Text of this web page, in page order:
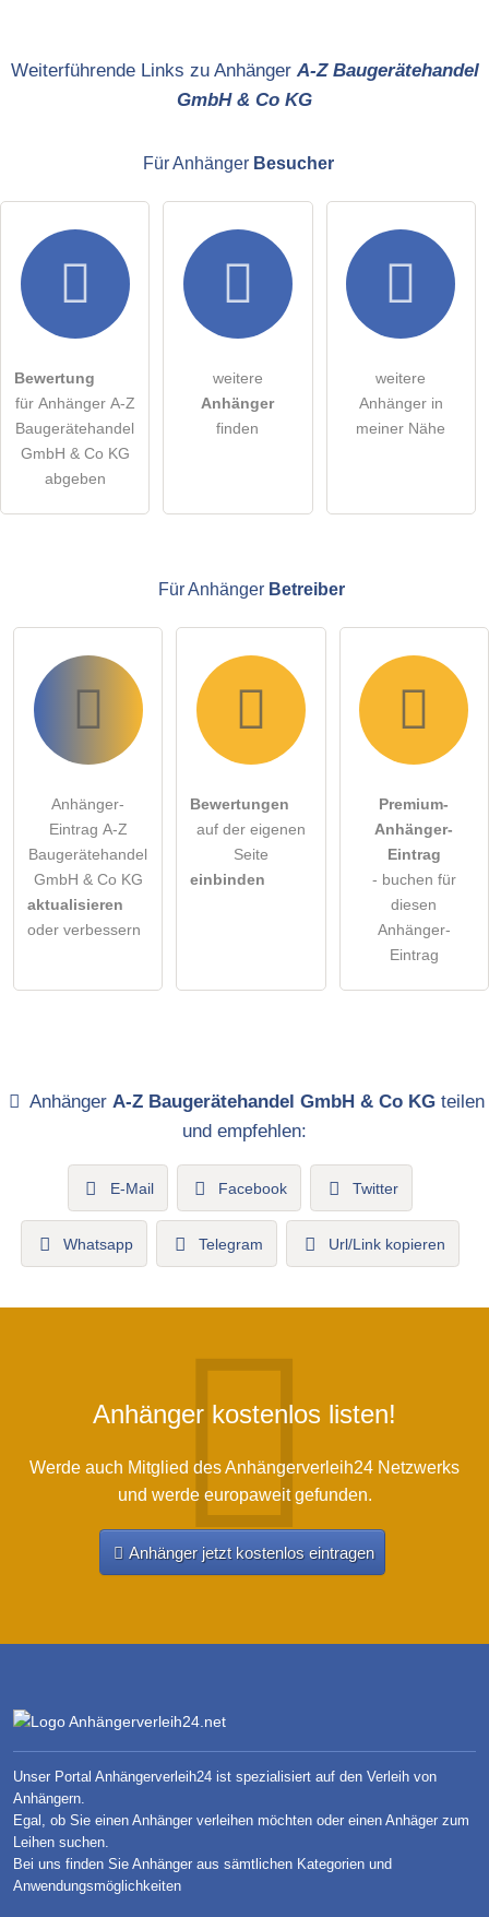
Hiermit akzeptiere ich die .
Die Datenschutzerklärunghabe ich zur Kenntnis genommen.
Hinweis:Bitte beachten Sie, öffentliche Fragen sind
für alle
Besucher sichtbar
Klicken Sie hier um eine
Weiterführende Links zu Anhänger A-Z Baugerätehandel
GmbH & Co KG
Für Anhänger Besucher
Bewertung
für Anhänger A-Z
Baugerätehandel
GmbH & Co KG
abgeben
weitere
Anhänger
finden
weitere
Anhänger in
meiner Nähe
Für Anhänger Betreiber
Anhänger-
Eintrag A-Z
Baugerätehandel
GmbH & Co KG
aktualisieren
oder verbessern
Bewertungen
auf der eigenen
Seite
einbinden
Premium-
Anhänger-
Eintrag
- buchen für
diesen
Anhänger-
Eintrag
Anhänger A-Z Baugerätehandel GmbH & Co KGteilen
und empfehlen:
E-Mail Facebook Twitter
Whatsapp Telegram Url/Link kopieren
Anhänger kostenlos listen!
Werde auch Mitglied des Anhängerverleih24 Netzwerks
und werde europaweit gefunden.
Anhänger jetzt kostenlos eintragen
Unser Portal Anhängerverleih24 ist spezialisiert auf den Verleih von
Anhängern.
Egal, ob Sie einen Anhänger verleihen möchten oder einen Anhäger zum
Leihen suchen.
Bei uns finden Sie Anhänger aus sämtlichen Kategorien und
Anwendungsmöglichkeiten